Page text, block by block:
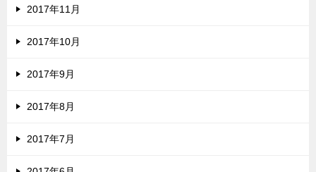
2017年11月
2017年10月
2017年9月
2017年8月
2017年7月